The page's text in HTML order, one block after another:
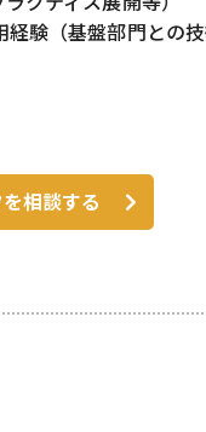
験（基盤部門との
相談する